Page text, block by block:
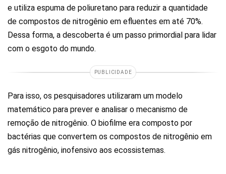
e utiliza espuma de poliuretano para reduzir a quantidade
de compostos de nitrogênio em efluentes em até 70%.
Dessa forma, a descoberta é um passo primordial para lidar
com o esgoto do mundo.
PUBLICIDADE
Para isso, os pesquisadores utilizaram um modelo
matemático para prever e analisar o mecanismo de
remoção de nitrogênio. O biofilme era composto por
bactérias que convertem os compostos de nitrogênio em
gás nitrogênio, inofensivo aos ecossistemas.